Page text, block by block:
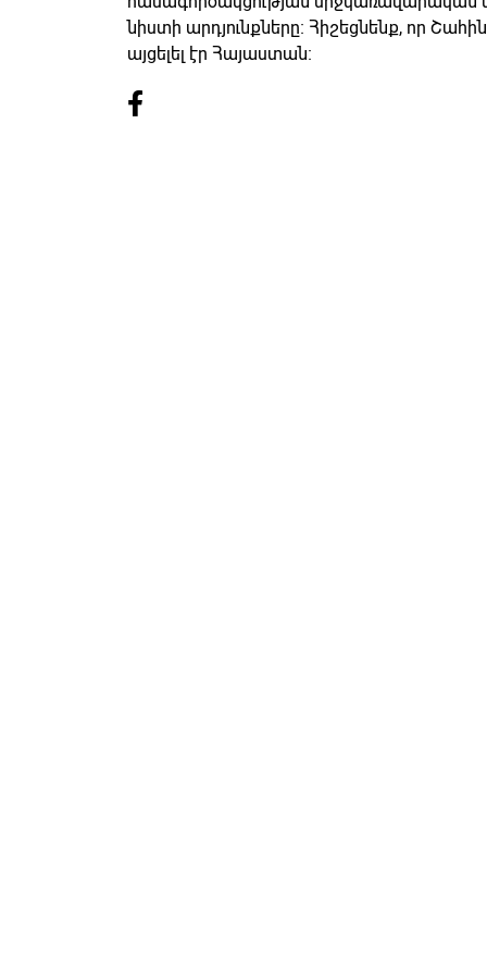
նիստի արդյունքները։ Հիշեցնենք, որ
այցելել էր Հայաստան։